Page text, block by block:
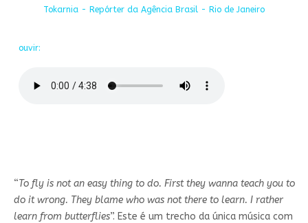
Tokarnia - Repórter da Agência Brasil - Rio de Janeiro
ouvir:
“To fly is not an easy thing to do. First they wanna teach you to
do it wrong. They blame who was not there to learn. I rather
learn from butterflies”. Este é um trecho da única música com